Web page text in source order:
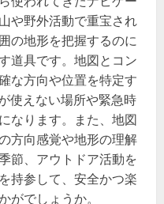
や野外活動で重宝され
の地形を把握するのに
道具です。地図とコン
な方向や位置を特定す
使えない場所や緊急時
なります。また、地図
方向感覚や地形の理解
節、アウトドア活動を
持参して、安全かつ楽
がでしょうか。